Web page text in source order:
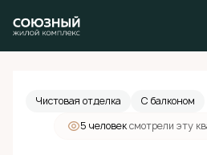
Студия31.7 м
Чистовая отделка
С балконом
5 человексмотрели эту